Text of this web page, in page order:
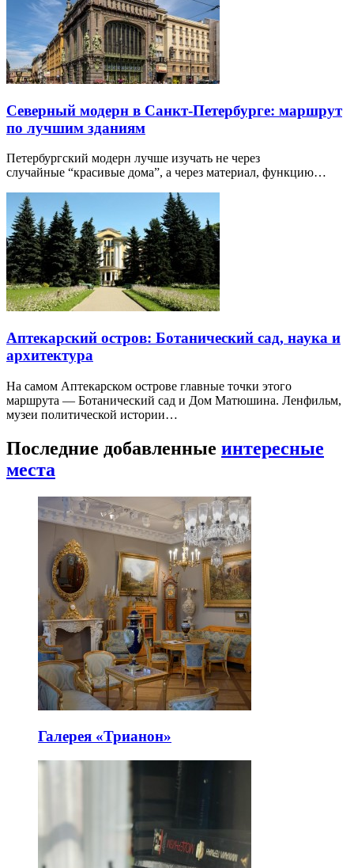
Северный модерн в Санкт-Петербурге: маршрут
по лучшим зданиям
Петербургский модерн лучше изучать не через
случайные “красивые дома”, а через материал, функцию…
Аптекарский остров: Ботанический сад, наука и
архитектура
На самом Аптекарском острове главные точки этого
маршрута — Ботанический сад и Дом Матюшина. Ленфильм,
музеи политической истории…
Последние добавленные интересные
места
Галерея «Трианон»